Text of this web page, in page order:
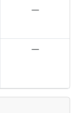
—
—